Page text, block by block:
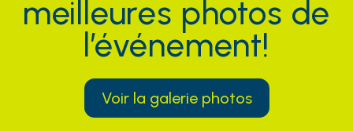
meilleures photos de
l’événement!
Voir la galerie photos